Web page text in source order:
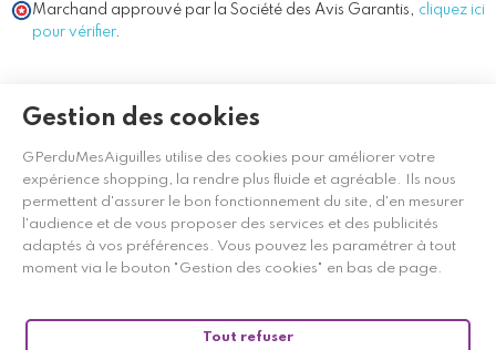
Gestion des cookies
GPerduMesAiguilles utilise des cookies pour améliorer votre
expérience shopping, la rendre plus fluide et agréable. Ils nous
permettent d'assurer le bon fonctionnement du site, d'en mesurer
l'audience et de vous proposer des services et des publicités
adaptés à vos préférences. Vous pouvez les paramétrer à tout
moment via le bouton "Gestion des cookies" en bas de page.
Tout refuser
Marchand approuvé par la Société des Avis Garantis, cliquez ici
pour vérifier.